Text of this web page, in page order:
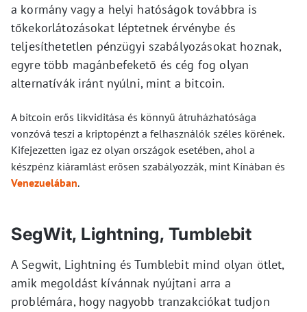
a kormány vagy a helyi hatóságok továbbra is
tőkekorlátozásokat léptetnek érvénybe és
teljesíthetetlen pénzügyi szabályozásokat hoznak,
egyre több magánbefekető és cég fog olyan
alternatívák iránt nyúlni, mint a bitcoin.
A bitcoin erős likviditása és könnyű átruházhatósága
vonzóvá teszi a kriptopénzt a felhasználók széles körének.
Kifejezetten igaz ez olyan országok esetében, ahol a
készpénz kiáramlást erősen szabályozzák, mint Kínában és
Venezuelában.
SegWit, Lightning, Tumblebit
A Segwit, Lightning és Tumblebit mind olyan ötlet,
amik megoldást kívánnak nyújtani arra a
problémára, hogy nagyobb tranzakciókat tudjon